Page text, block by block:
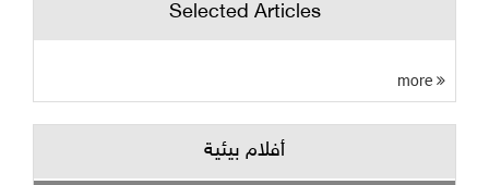
Selected Articles
أفلام بيئية